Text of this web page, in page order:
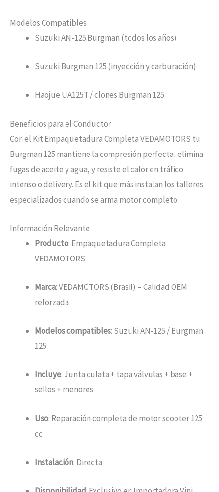
Modelos Compatibles
Suzuki AN-125 Burgman (todos los años)
Suzuki Burgman 125 (inyección y carburación)
Haojue UA125T / clones Burgman 125
Beneficios para el Conductor
Con el Kit Empaquetadura Completa VEDAMOTORS tu
Burgman 125 mantiene la compresión perfecta, elimina
fugas de aceite y agua, y resiste el calor en tráfico
intenso o delivery. Es el kit que más instalan los talleres
especializados cuando se arma motor completo.
Información Relevante
Producto: Empaquetadura Completa
VEDAMOTORS
Marca: VEDAMOTORS (Brasil) – Calidad OEM
reforzada
Modelos compatibles: Suzuki AN-125 / Burgman
125
Incluye: Junta culata + tapa válvulas + base +
sellos + menores
Uso: Reparación completa de motor scooter 125
cc
Instalación: Directa